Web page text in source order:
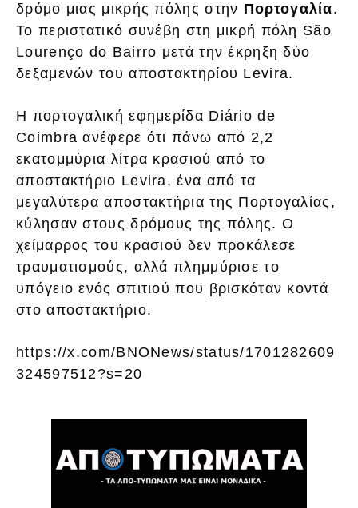
δρόμο μιας μικρής πόλης στην Πορτογαλία.
Το περιστατικό συνέβη στη μικρή πόλη São
Lourenço do Bairro μετά την έκρηξη δύο
δεξαμενών του αποστακτηρίου Levira.
Η πορτογαλική εφημερίδα Diário de
Coimbra ανέφερε ότι πάνω από 2,2
εκατομμύρια λίτρα κρασιού από το
αποστακτήριο Levira, ένα από τα
μεγαλύτερα αποστακτήρια της Πορτογαλίας,
κύλησαν στους δρόμους της πόλης. Ο
χείμαρρος του κρασιού δεν προκάλεσε
τραυματισμούς, αλλά πλημμύρισε το
υπόγειο ενός σπιτιού που βρισκόταν κοντά
στο αποστακτήριο.
https://x.com/BNONews/status/1701282609
324597512?s=20